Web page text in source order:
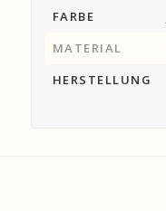
FARBE
MATERIAL
HERSTELLUNG